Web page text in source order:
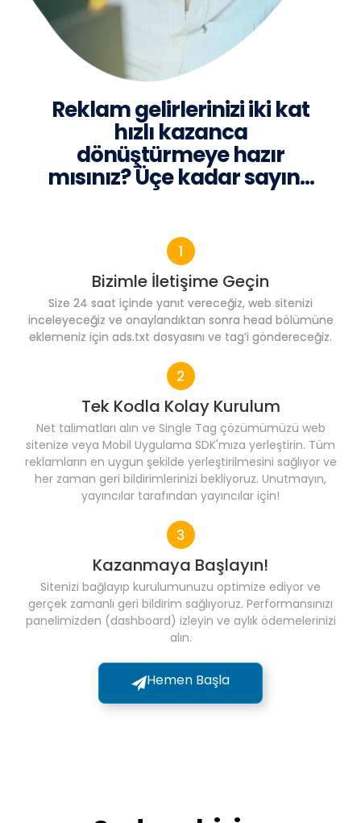
Reklam gelirlerinizi iki kat
hızlı kazanca
dönüştürmeye hazır
mısınız? Üçe kadar sayın...
Bizimle İletişime Geçin
Size 24 saat içinde yanıt vereceğiz, web sitenizi
inceleyeceğiz ve onaylandıktan sonra head bölümüne
eklemeniz için ads.txt dosyasını ve tag’i göndereceğiz.
Tek Kodla Kolay Kurulum
Net talimatları alın ve Single Tag çözümümüzü web
sitenize veya Mobil Uygulama SDK'mıza yerleştirin. Tüm
reklamların en uygun şekilde yerleştirilmesini sağlıyor ve
her zaman geri bildirimlerinizi bekliyoruz. Unutmayın,
yayıncılar tarafından yayıncılar için!
Kazanmaya Başlayın!
Sitenizi bağlayıp kurulumunuzu optimize ediyor ve
gerçek zamanlı geri bildirim sağlıyoruz. Performansınızı
panelimizden (dashboard) izleyin ve aylık ödemelerinizi
alın.
Hemen Başla